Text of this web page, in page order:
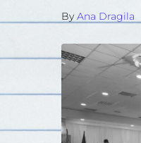
By Ana Dragila